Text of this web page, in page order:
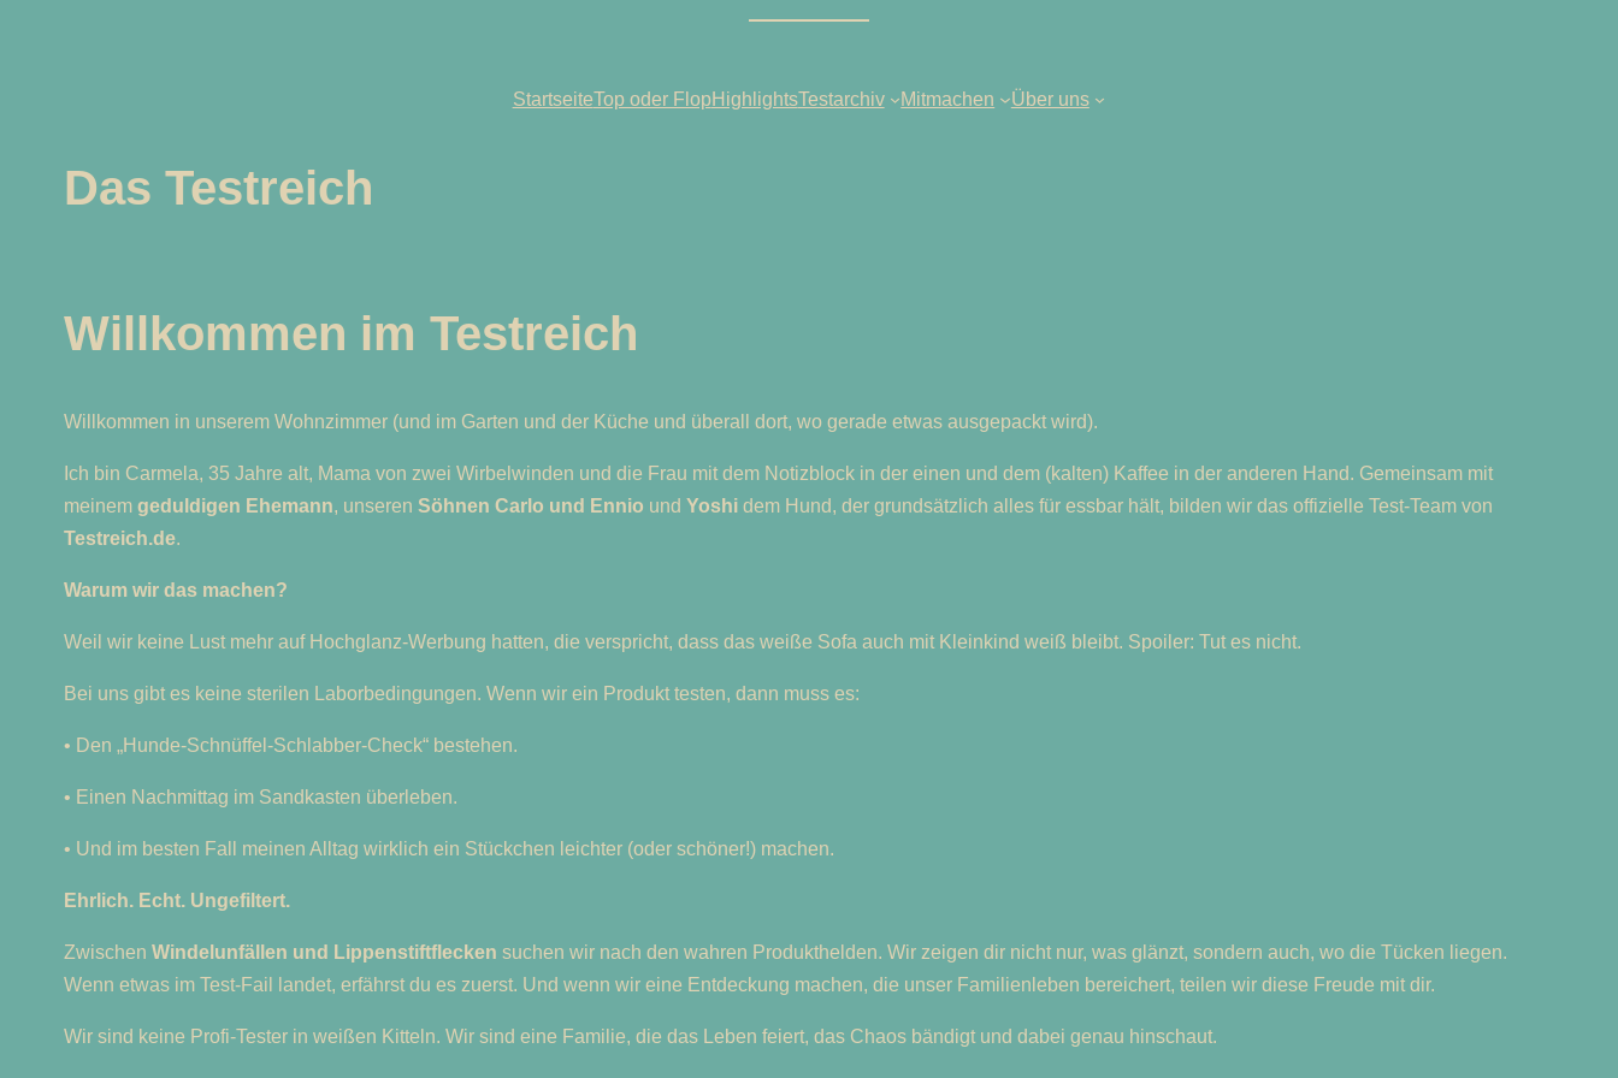
StartseiteTop oder FlopHighlightsTestarchiv Mitmachen Über uns
Das Testreich
Willkommen im Testreich
Willkommen in unserem Wohnzimmer (und im Garten und der Küche und überall dort, wo gerade etwas ausgepackt wird).
Ich bin Carmela, 35 Jahre alt, Mama von zwei Wirbelwinden und die Frau mit dem Notizblock in der einen und dem (kalten) Kaffee in der anderen Hand. Gemeinsam mit
meinem geduldigen Ehemann, unseren Söhnen Carlo und Ennio und Yoshidem Hund, der grundsätzlich alles für essbar hält, bilden wir das offizielle Test-Team von
Testreich.de.
Warum wir das machen?
Weil wir keine Lust mehr auf Hochglanz-Werbung hatten, die verspricht, dass das weiße Sofa auch mit Kleinkind weiß bleibt. Spoiler: Tut es nicht.
Bei uns gibt es keine sterilen Laborbedingungen. Wenn wir ein Produkt testen, dann muss es:
• Den „Hunde-Schnüffel-Schlabber-Check“ bestehen.
• Einen Nachmittag im Sandkasten überleben.
• Und im besten Fall meinen Alltag wirklich ein Stückchen leichter (oder schöner!) machen.
Ehrlich. Echt. Ungefiltert.
Zwischen Windelunfällen und Lippenstiftflecken suchen wir nach den wahren Produkthelden. Wir zeigen dir nicht nur, was glänzt, sondern auch, wo die Tücken liegen.
Wenn etwas im Test-Fail landet, erfährst du es zuerst. Und wenn wir eine Entdeckung machen, die unser Familienleben bereichert, teilen wir diese Freude mit dir.
Wir sind keine Profi-Tester in weißen Kitteln. Wir sind eine Familie, die das Leben feiert, das Chaos bändigt und dabei genau hinschaut.